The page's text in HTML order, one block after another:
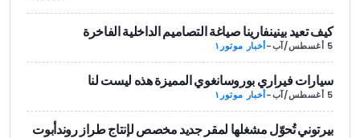
كيف تعيد بينينفارينا صياغة التصاميم الداخلية الفاخرة
5 أغسطس/آب -أخبار موتور١
سيارات فيراري بوروسانغوي المميزة هذه ليست لنا
5 أغسطس/آب -أخبار موتور١
بيرتوني تُحوّل مشغلها لمقر جديد مخصص لإنتاج طراز روندأبوت